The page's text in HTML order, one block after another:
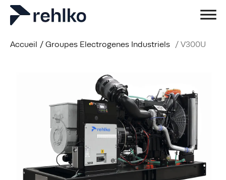
Accueil / Groupes Electrogenes Industriels / V300U